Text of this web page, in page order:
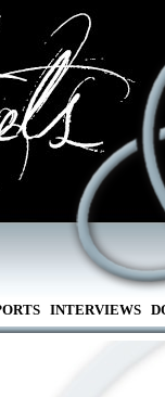
INTERVIEWS